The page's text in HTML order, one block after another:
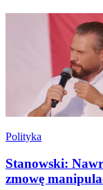
Polityka
Stanowski:
zmowę